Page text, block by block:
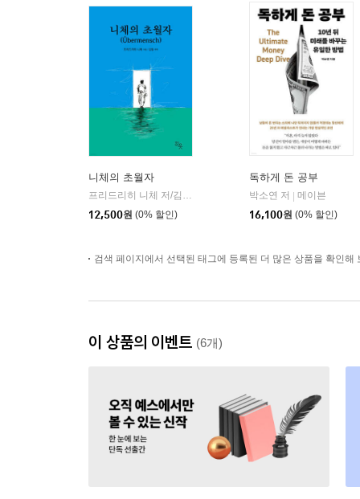
니체의 초월자
12,500원 (0% 할인)
독하게 돈 공부
박소연 저 | 메이븐
16,100원 (0% 할인)
검색 페이지에서 선택된 태그에 등록된 더 많은 상품을 확인해
이 상품의 이벤트 (6개)